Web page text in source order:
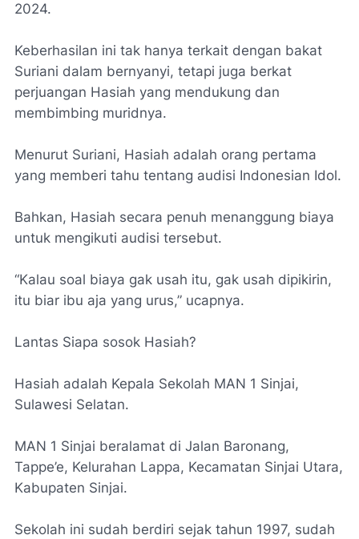
2024.
Keberhasilan ini tak hanya terkait dengan bakat
Suriani dalam bernyanyi, tetapi juga berkat
perjuangan Hasiah yang mendukung dan
membimbing muridnya.
Menurut Suriani, Hasiah adalah orang pertama
yang memberi tahu tentang audisi Indonesian Idol.
Bahkan, Hasiah secara penuh menanggung biaya
untuk mengikuti audisi tersebut.
“Kalau soal biaya gak usah itu, gak usah dipikirin,
itu biar ibu aja yang urus,” ucapnya.
Lantas Siapa sosok Hasiah?
Hasiah adalah Kepala Sekolah MAN 1 Sinjai,
Sulawesi Selatan.
MAN 1 Sinjai beralamat di Jalan Baronang,
Tappe’e, Kelurahan Lappa, Kecamatan Sinjai Utara,
Kabupaten Sinjai.
Sekolah ini sudah berdiri sejak tahun 1997, sudah